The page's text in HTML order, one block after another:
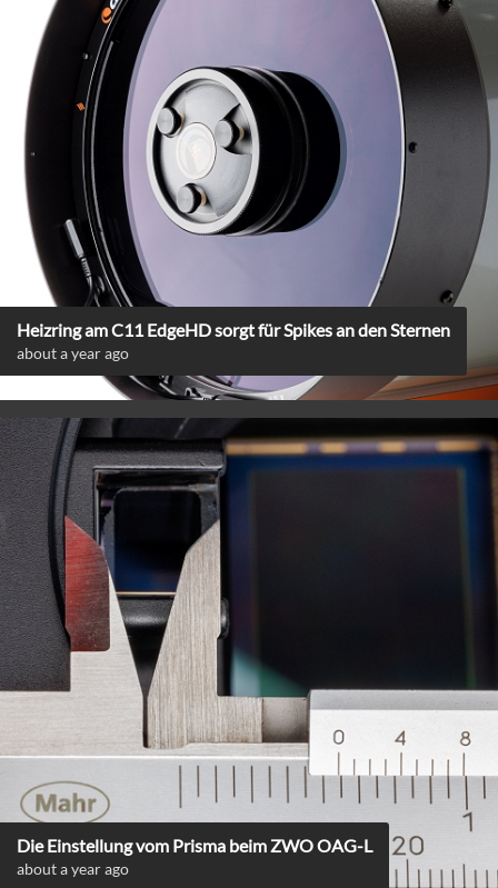
Heizring am C11 EdgeHD sorgt für Spikes an den Sternen
about a year ago
Die Einstellung vom Prisma beim ZWO OAG-L
about a year ago